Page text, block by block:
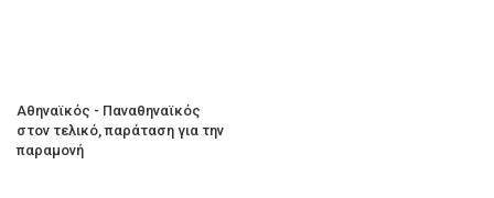
Αθηναϊκός - Παναθηναϊκός
στον τελικό, παράταση για την
παραμονή